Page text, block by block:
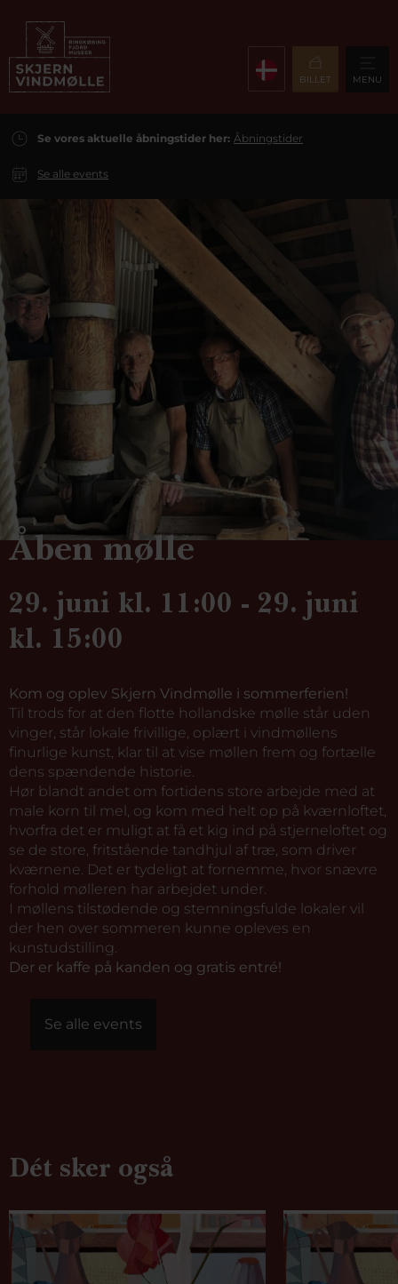
BILLET MENU
Se vores aktuelle åbningstider her: Åbningstider
Se alle events
Åben mølle
29. juni kl. 11:00 - 29. juni
kl. 15:00
Kom og oplev Skjern Vindmølle i sommerferien!
Til trods for at den flotte hollandske mølle står uden
vinger, står lokale frivillige, oplært i vindmøllens
finurlige kunst, klar til at vise møllen frem og fortælle
dens spændende historie.
Hør blandt andet om fortidens store arbejde med at
male korn til mel, og kom med helt op på kværnloftet,
hvorfra det er muligt at få et kig ind på stjerneloftet og
se de store, fritstående tandhjul af træ, som driver
kværnene. Det er tydeligt at fornemme, hvor snævre
forhold mølleren har arbejdet under.
I møllens tilstødende og stemningsfulde lokaler vil
der hen over sommeren kunne opleves en
kunstudstilling.
Der er kaffe på kanden og gratis entré!
Se alle events
Dét sker også